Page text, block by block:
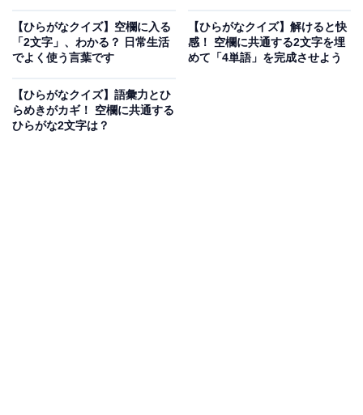
【ひらがなクイズ】空欄に入る
「2文字」、わかる？ 日常生活
でよく使う言葉です
【ひらがなクイズ】解けると快
感！ 空欄に共通する2文字を埋
めて「4単語」を完成させよう
【ひらがなクイズ】語彙力とひ
らめきがカギ！ 空欄に共通する
ひらがな2文字は？